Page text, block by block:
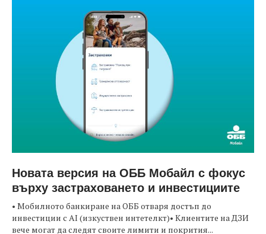
Новата версия на ОББ Мобайл с фокус
върху застраховането и инвестициите
• Мобилното банкиране на ОББ отваря достъп до
инвестиции с AI (изкуствен интетелкт)• Клиентите на ДЗИ
вече могат да следят своите лимити и покрития...